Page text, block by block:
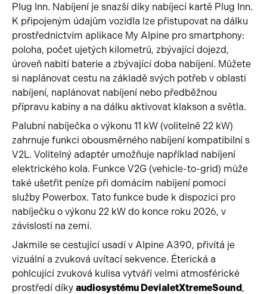
Plug Inn. Nabíjení je snazší díky nabíjecí kartě Plug Inn.
K připojeným údajům vozidla lze přistupovat na dálku
prostřednictvím aplikace My Alpine pro smartphony:
poloha, počet ujetých kilometrů, zbývající dojezd,
úroveň nabití baterie a zbývající doba nabíjení. Můžete
si naplánovat cestu na základě svých potřeb v oblasti
nabíjení, naplánovat nabíjení nebo předběžnou
přípravu kabiny a na dálku aktivovat klakson a světla.
Palubní nabíječka o výkonu 11 kW (volitelně 22 kW)
zahrnuje funkci obousměrného nabíjení kompatibilní s
V2L. Volitelný adaptér umožňuje například nabíjení
elektrického kola. Funkce V2G (vehicle-to-grid) může
také ušetřit peníze při domácím nabíjení pomocí
služby Powerbox. Tato funkce bude k dispozici pro
nabíječku o výkonu 22 kW do konce roku 2026, v
závislosti na zemi.
Jakmile se cestující usadí v Alpine A390, přivítá je
vizuální a zvuková uvítací sekvence. Éterická a
pohlcující zvuková kulisa vytváří velmi atmosférické
prostředí díky audiosystému DevialetXtremeSound,